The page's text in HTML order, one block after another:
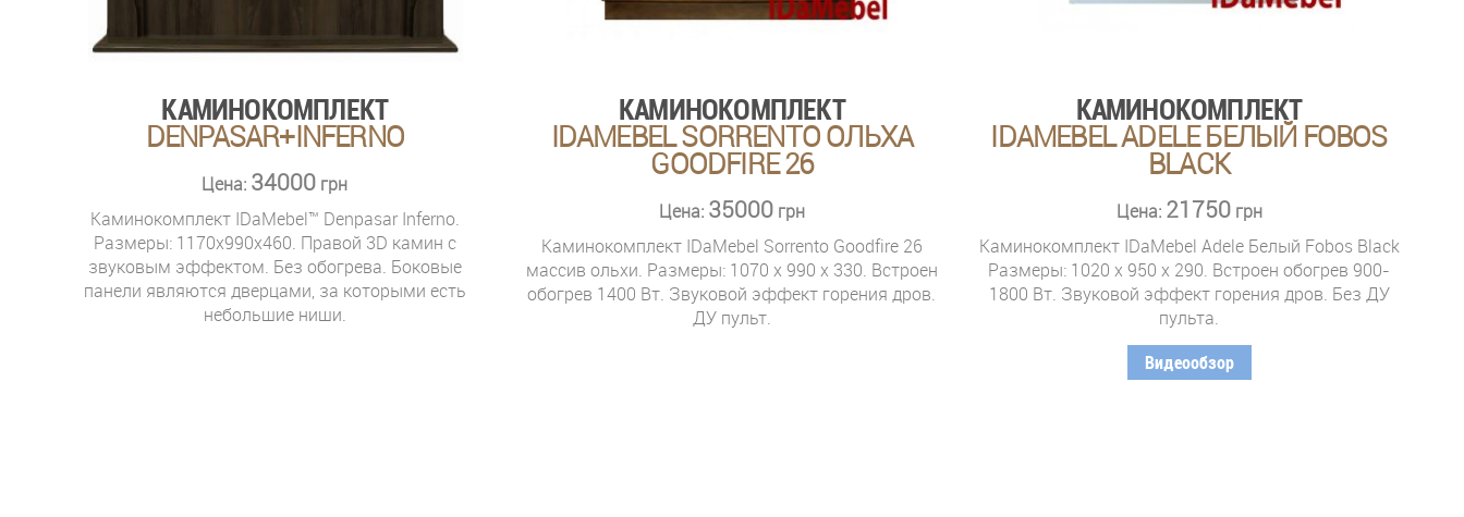
КАМИНОКОМПЛЕКТ
DENPASAR+INFERNO
Цена: 34000 грн
Каминокомплект IDaMebel™ Denpasar Inferno.
Размеры: 1170x990x460. Правой 3D камин с
звуковым эффектом. Без обогрева. Боковые
панели являются дверцами, за которыми есть
небольшие ниши.
КАМИНОКОМПЛЕКТ
IDAMEBEL SORRENTO ОЛЬХА
GOODFIRE 26
Цена: 35000грн
Каминокомплект IDaMebel Sorrento Goodfire 26
массив ольхи. Размеры: 1070 x 990 x 330. Встроен
обогрев 1400 Вт. Звуковой эффект горения дров.
ДУ пульт.
КАМИНОКОМПЛЕКТ
IDAMEBEL ADELE БЕЛЫЙ FOBOS
BLACK
Цена: 21750грн
Каминокомплект IDaMebel Adele Белый Fobos Black
Размеры: 1020 x 950 x 290. Встроен обогрев 900-
1800 Вт. Звуковой эффект горения дров. Без ДУ
пульта.
Видеообзор